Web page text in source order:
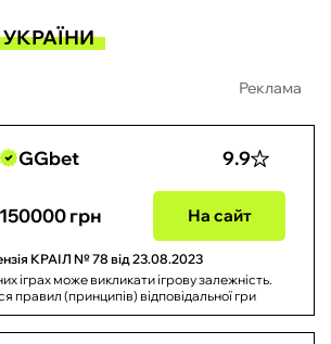
Реклама
GGbet 9.9
150000 грн На сайт
КРАІЛ № 78 від 23.08.2023
іграх може викликати ігрову залежність.
правил (принципів) відповідальної гри